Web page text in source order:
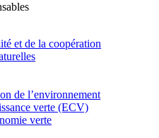
et de la coopération
de l’environnement
verte (ECV)
verte